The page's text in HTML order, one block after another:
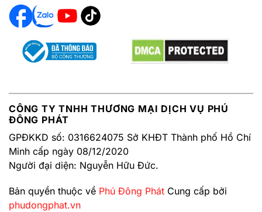
CÔNG TY TNHH THƯƠNG MẠI DỊCH VỤ PHÚ
ĐÔNG PHÁT
GPĐKKD số: 0316624075 Sở KHĐT Thành phố Hồ Chí
Minh cấp ngày 08/12/2020
Người đại diện: Nguyễn Hữu Đức.
Bản quyền thuộc về Phú Đông Phát Cung cấp bởi
phudongphat.vn